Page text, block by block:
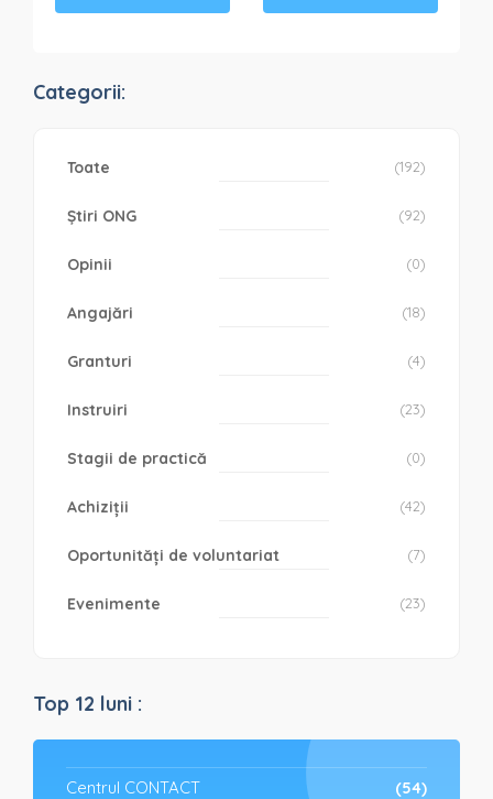
Categorii:
Toate (192)
Știri ONG (92)
Opinii (0)
Angajări (18)
Granturi (4)
Instruiri (23)
Stagii de practică (0)
Achiziții (42)
Oportunități de voluntariat (7)
Evenimente (23)
Top 12 luni :
Centrul CONTACT (54)